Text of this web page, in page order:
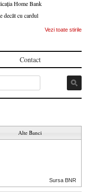
Home Bank
decât cu cardul
Vezi toate stirile
Contact
Alte Banci
Sursa BNR